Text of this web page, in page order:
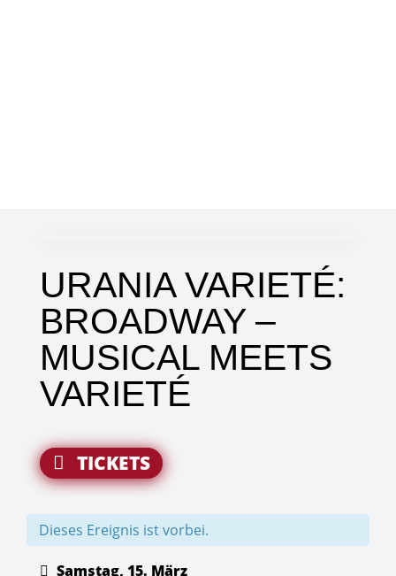
URANIA VARIETÉ:
BROADWAY –
MUSICAL MEETS
VARIETÉ
TICKETS
Dieses Ereignis ist vorbei.
Samstag, 15. März